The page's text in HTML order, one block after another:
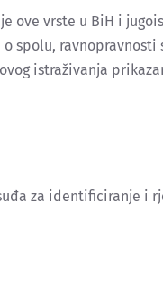
ove vrste u BiH i
spolu,
istraživanja
za identificiranje i